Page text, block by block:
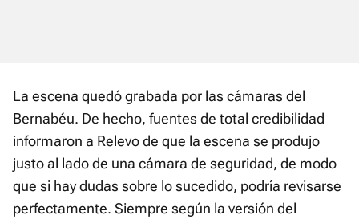
La escena quedó grabada por las cámaras del
Bernabéu. De hecho, fuentes de total credibilidad
informaron a Relevo de que la escena se produjo
justo al lado de una cámara de seguridad, de modo
que si hay dudas sobre lo sucedido, podría revisarse
perfectamente. Siempre según la versión del